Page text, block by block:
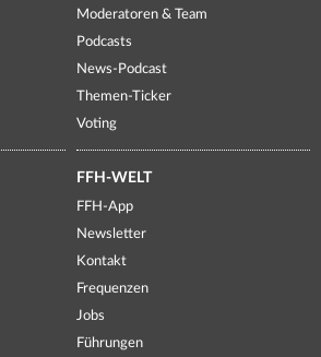
Moderatoren & Team
Podcasts
News-Podcast
Themen-Ticker
Voting
FFH-WELT
FFH-App
Newsletter
Kontakt
Frequenzen
Jobs
Führungen